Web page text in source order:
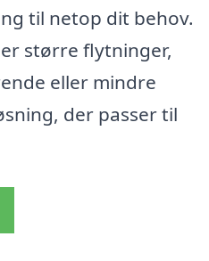
til netop dit behov.
større flytninger,
eller mindre
der passer til